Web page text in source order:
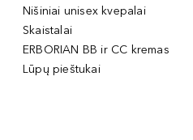
Nišiniai unisex kvepalai
Skaistalai
ERBORIAN BB ir CC kremas
Lūpų pieštukai